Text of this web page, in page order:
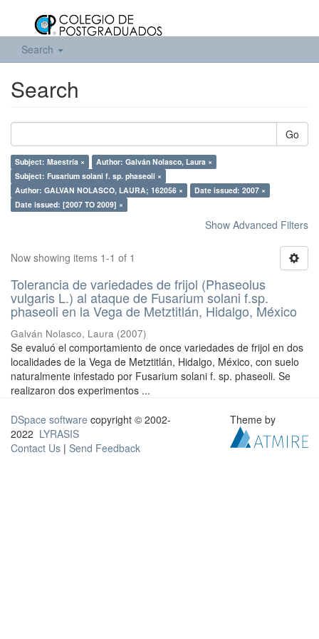
Search
Search
Go
Subject: Maestría ×
Author: Galván Nolasco, Laura ×
Subject: Fusarium solani f. sp. phaseoli ×
Author: GALVAN NOLASCO, LAURA; 162056 ×
Date issued: 2007 ×
Date issued: [2007 TO 2009] ×
Show Advanced Filters
Now showing items 1-1 of 1
Tolerancia de variedades de frijol (Phaseolus
vulgaris L.) al ataque de Fusarium solani f.sp.
phaseoli en la Vega de Metztitlán, Hidalgo, México
Galván Nolasco, Laura (2007)
Se evaluó el comportamiento de once variedades de frijol en dos
localidades de la Vega de Metztitlán, Hidalgo, México, con suelo
naturalmente infestado por Fusarium solani f. sp. phaseoli. Se
realizaron dos experimentos ...
DSpace software copyright © 2002-
2022 LYRASIS
Contact Us | Send Feedback
Theme by